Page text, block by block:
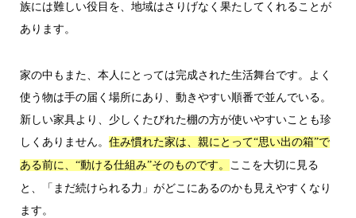
族には難しい役目を、地域はさりげなく果たしてくれることが
あります。
家の中もまた、本人にとっては完成された生活舞台です。よく
使う物は手の届く場所にあり、動きやすい順番で並んでいる。
新しい家具より、少しくたびれた棚の方が使いやすいことも珍
しくありません。 住み慣れた家は、親にとって“思い出の箱”で
ある前に、“動ける仕組み”そのものです。 ここを大切に見る
と、「まだ続けられる力」がどこにあるのかも見えやすくなり
ます。